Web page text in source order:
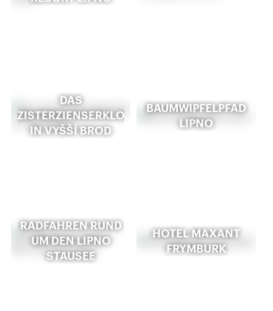
DAS
ZISTERZIENSERKLOSTER
IN VYŠŠÍ BROD
BAUMWIPFELPFAD
LIPNO
RADFAHREN RUND
UM DEN LIPNO
STAUSEE
HOTEL MAXANT
FRYMBURK